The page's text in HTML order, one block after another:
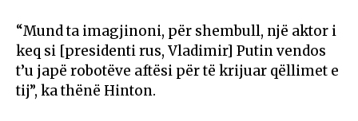
“Mund ta imagjinoni, për shembull, një aktor i
keq si [presidenti rus, Vladimir] Putin vendos
t’u japë robotëve aftësi për të krijuar qëllimet e
tij”, ka thënë Hinton.